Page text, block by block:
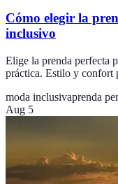
Cómo elegir la
inclusivo
Elige la prenda perfecta
práctica. Estilo y confort
moda inclusivaprenda
Aug 5